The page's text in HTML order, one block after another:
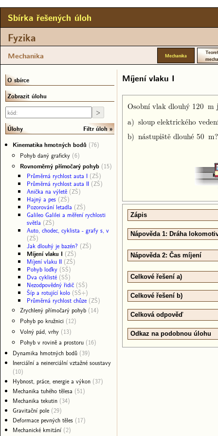
Sbírka řešených úloh
Fyzika
Mechanika Mechanika
Míjení vlaku I
Osobní vlak dlouhý 120
a) sloup elektrického
b) nástupiště dlouhé 50 m?
Zápis
Nápověda 1: Dráha
Nápověda 2: Čas míjení
Celkové řešení a)
Celkové řešení b)
Celková odpověď
Odkaz na podobnou úlohu
O sbírce
Zobrazit úlohu
Úlohy
Filtr úloh
Kinematika hmotných bodů (76)
Pohyb daný graficky (6)
Rovnoměrný přímočarý pohyb (15)
Průměrná rychlost auta I (ZŠ)
Průměrná rychlost auta II (ZŠ)
Anička na výletě (ZŠ)
Hajný a pes (ZŠ)
Pozorování letadla (ZŠ)
Galileo Galilei a měření rychlosti
světla (ZŠ)
Auto, chodec, cyklista - grafy s, v
(ZŠ)
Jak dlouhý je bazén? (ZŠ)
Míjení vlaku I (ZŠ)
Míjení vlaku II (ZŠ)
Pohyb loďky (SŠ)
Dva cyklisté (SŠ)
Nezodpovědný řidič (SŠ)
Šíp a rotující kolo (SŠ+)
Průměrná rychlost chůze (ZŠ)
Zrychlený přímočarý pohyb (14)
Pohyb po kružnici (12)
Volný pád, vrhy (13)
Pohyb v rovině a prostoru (16)
Dynamika hmotných bodů (39)
Inerciální a neinerciální vztažné soustavy
(10)
Hybnost, práce, energie a výkon (37)
Mechanika tuhého tělesa (51)
Mechanika tekutin (34)
Gravitační pole (29)
Deformace pevných těles (17)
Mechanické kmitání (2)